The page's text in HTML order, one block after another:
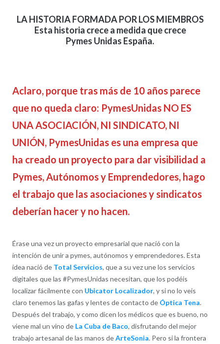
LA HISTORIA FORMADA POR LOS MIEMBROS
Esta historia crece a medida que crece
Pymes Unidas España.
Aclaro, porque tras más de 10 años parece
que no queda claro: PymesUnidas NO ES
UNA ASOCIACIÓN, NI SINDICATO, NI
UNIÓN, PymesUnidas es una empresa que
ha creado un proyecto para dar visibilidad a
Pymes, Autónomos y Emprendedores, hago
el trabajo que las asociaciones y sindicatos
deberían hacer y no hacen.
Érase una vez un proyecto empresarial que nació con la
intención de unir a pymes, autónomos y emprendedores. Esta
idea nació de Total Servicios, que a su vez une los servicios
digitales que las #PymesUnidas necesitan, que los podéis
localizar fácilmente con Ubicator Localizador, y si no lo veis
claro tenemos las gafas y lentes de contacto de Óptica Tena.
Después del trabajo, y como dicen los médicos que es bueno, no
viene mal un vino de La Cuba de Baco, disfrutando del mejor
trabajo artesanal de las manos deArteSonia. Pero si la frontera